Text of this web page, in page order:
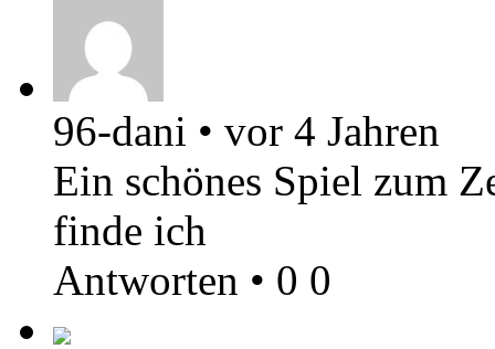
96-dani • vor 4 Jahren
Ein schönes Spiel zum
finde ich
Antworten • 0 0